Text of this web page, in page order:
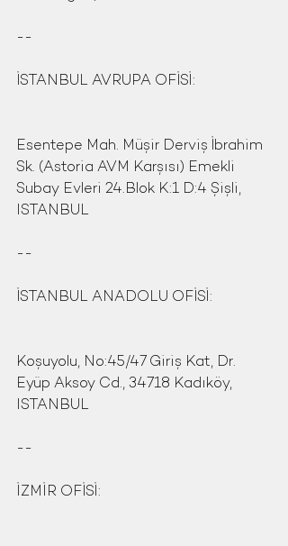
--
İSTANBUL AVRUPA OFİSİ:
Esentepe Mah. Müşir Derviş İbrahim
Sk. (Astoria AVM Karşısı) Emekli
Subay Evleri 24.Blok K:1 D:4 Şişli,
ISTANBUL
--
İSTANBUL ANADOLU OFİSİ:
Koşuyolu, No:45/47 Giriş Kat, Dr.
Eyüp Aksoy Cd., 34718 Kadıköy,
ISTANBUL
--
İZMİR OFİSİ: